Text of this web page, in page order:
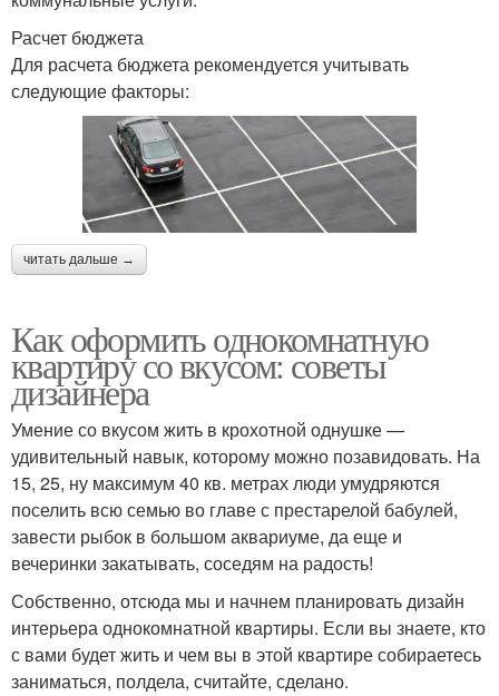
Расчет бюджета
Для расчета бюджета рекомендуется учитывать
следующие факторы:
читать дальше →
Как оформить однокомнатную
квартиру со вкусом: советы
дизайнера
Умение со вкусом жить в крохотной однушке —
удивительный навык, которому можно позавидовать. На
15, 25, ну максимум 40 кв. метрах люди умудряются
поселить всю семью во главе с престарелой бабулей,
завести рыбок в большом аквариуме, да еще и
вечеринки закатывать, соседям на радость!
Собственно, отсюда мы и начнем планировать дизайн
интерьера однокомнатной квартиры. Если вы знаете, кто
с вами будет жить и чем вы в этой квартире собираетесь
заниматься, полдела, считайте, сделано.